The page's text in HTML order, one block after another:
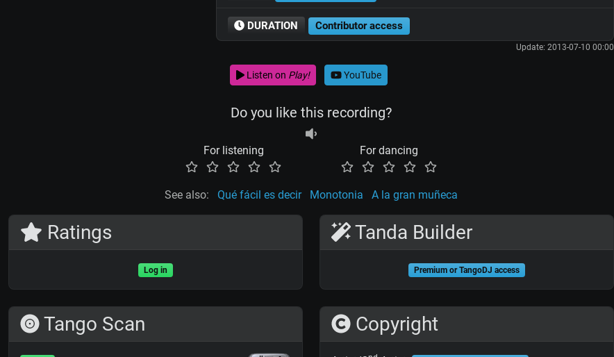
DURATION Contributor access
Update: 2013-07-10 00:00
Listen on Play! YouTube
Do you like this recording?
For listening For dancing
See also: Qué fácil es decir Monotonia A la gran muñeca
Ratings
Log in
Tango Scan
Tanda Builder
Premium or TangoDJ access
Copyright